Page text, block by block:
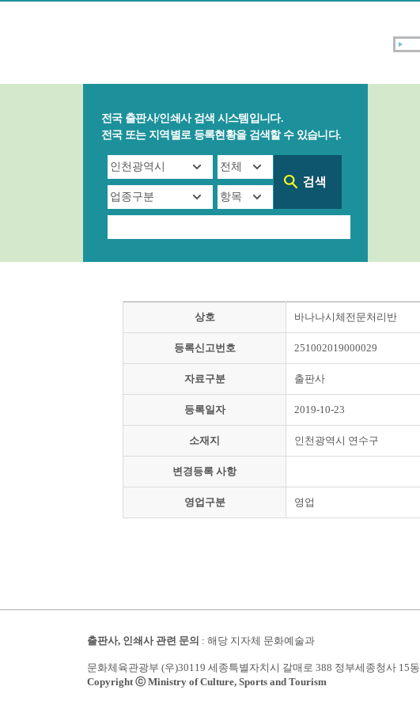
전국 출판사/인쇄사 검색 시스템입니다.
전국 또는 지역별로 등록현황을 검색할 수 있습니다.
상호 바나나시체전문처리반
등록신고번호 251002019000029
자료구분 출판사
등록일자 2019-10-23
소재지 인천광역시 연수구
변경등록 사항
영업구분 영업
출판사, 인쇄사 관련 문의 : 해당 지자체 문화예술과
문화체육관광부 (우)30119 세종특별자치시 갈매로 388 정부세종청사 15동
Copyright ⓒ Ministry of Culture, Sports and Tourism